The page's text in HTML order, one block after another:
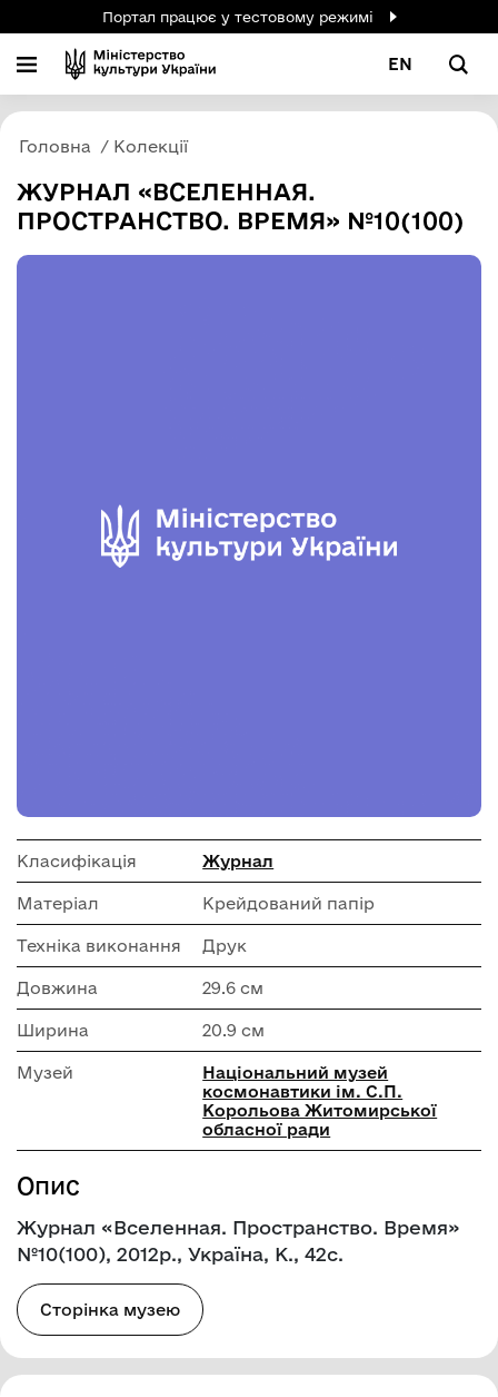
Портал працює у тестовому режимі
EN
Головна Колекції
ЖУРНАЛ «ВСЕЛЕННАЯ.
ПРОСТРАНСТВО. ВРЕМЯ» №10(100)
Класифікація Журнал
Матеріал Крейдований папір
Техніка виконання Друк
Довжина 29.6 см
Ширина 20.9 см
Музей
Національний музей
космонавтики ім. С.П.
Корольова Житомирської
обласної ради
Опис
Журнал «Вселенная. Пространство. Время»
№10(100), 2012р., Україна, К., 42с.
Сторінка музею